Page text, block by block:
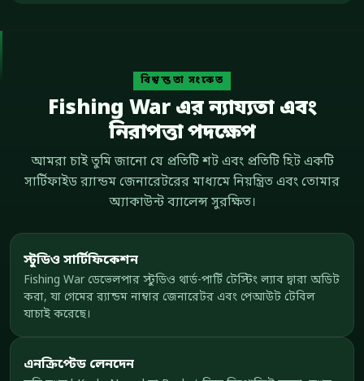
বিশ্বস্ততা সংকেত
Fishing War এর ন্যায্যতা এবং
নিরাপত্তা পদক্ষেপ
আমরা চাই তুমি জানো যে প্রতিটি শট এবং প্রতিটি হিট একটি
সার্টিফাইড র‍্যান্ডম জেনারেটরের মাধ্যমে নিয়ন্ত্রিত এবং তোমার
অ্যাকাউন্ট ব্যালেন্স সুরক্ষিত।
স্টুডিও সার্টিফিকেশন
Fishing War ডেভেলপার স্টুডিও থার্ড-পার্টি টেস্টিং ল্যাব দ্বারা অডিট
করা, যা গেমের র‍্যান্ডম নাম্বার জেনারেটর এবং পেআউট টেবিল
যাচাই করেছে।
এনক্রিপ্টেড লেনদেন